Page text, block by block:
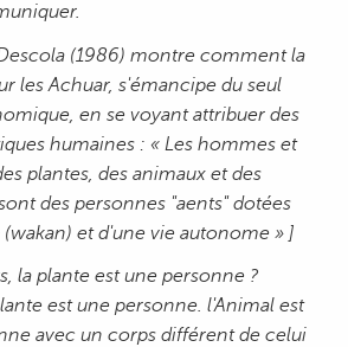
(1986) montre comment la
les Achuar, s'émancipe du seul
en se voyant attribuer des
humaines : « Les hommes et
plantes, des animaux et des
des personnes "aents" dotées
et d'une vie autonome » ]
la plante est une personne ?
est une personne. l'Animal est
avec un corps différent de celui